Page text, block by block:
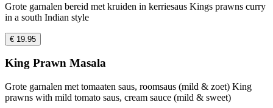
Grote garnalen bereid met kruiden in kerriesaus Kings prawns curry
in a south Indian style
€ 19.95
King Prawn Masala
Grote garnalen met tomaaten saus, roomsaus (mild & zoet) King
prawns with mild tomato saus, cream sauce (mild & sweet)